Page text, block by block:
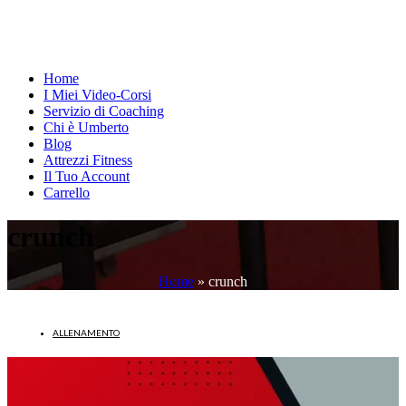
Home
I Miei Video-Corsi
Servizio di Coaching
Chi è Umberto
Blog
Attrezzi Fitness
Il Tuo Account
Carrello
crunch
Home » crunch
ALLENAMENTO